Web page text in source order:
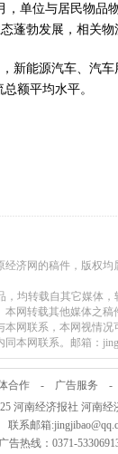
单位与居民物品
蓬勃发展，相关物
能源汽车、汽车
额平均水平。
济网的稿件，版权均
均转载自其它媒体
网转载其他媒体之稿
网联系，本网视情况
本网联系。邮箱：
合作 - 广告服务 -
河南经济报社 河南
联系邮箱
告热线：0371-